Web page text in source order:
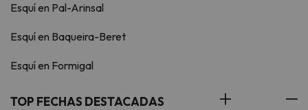
Esquí en Pal-Arinsal
Esquí en Baqueira-Beret
Esquí en Formigal
TOP FECHAS DESTACADAS